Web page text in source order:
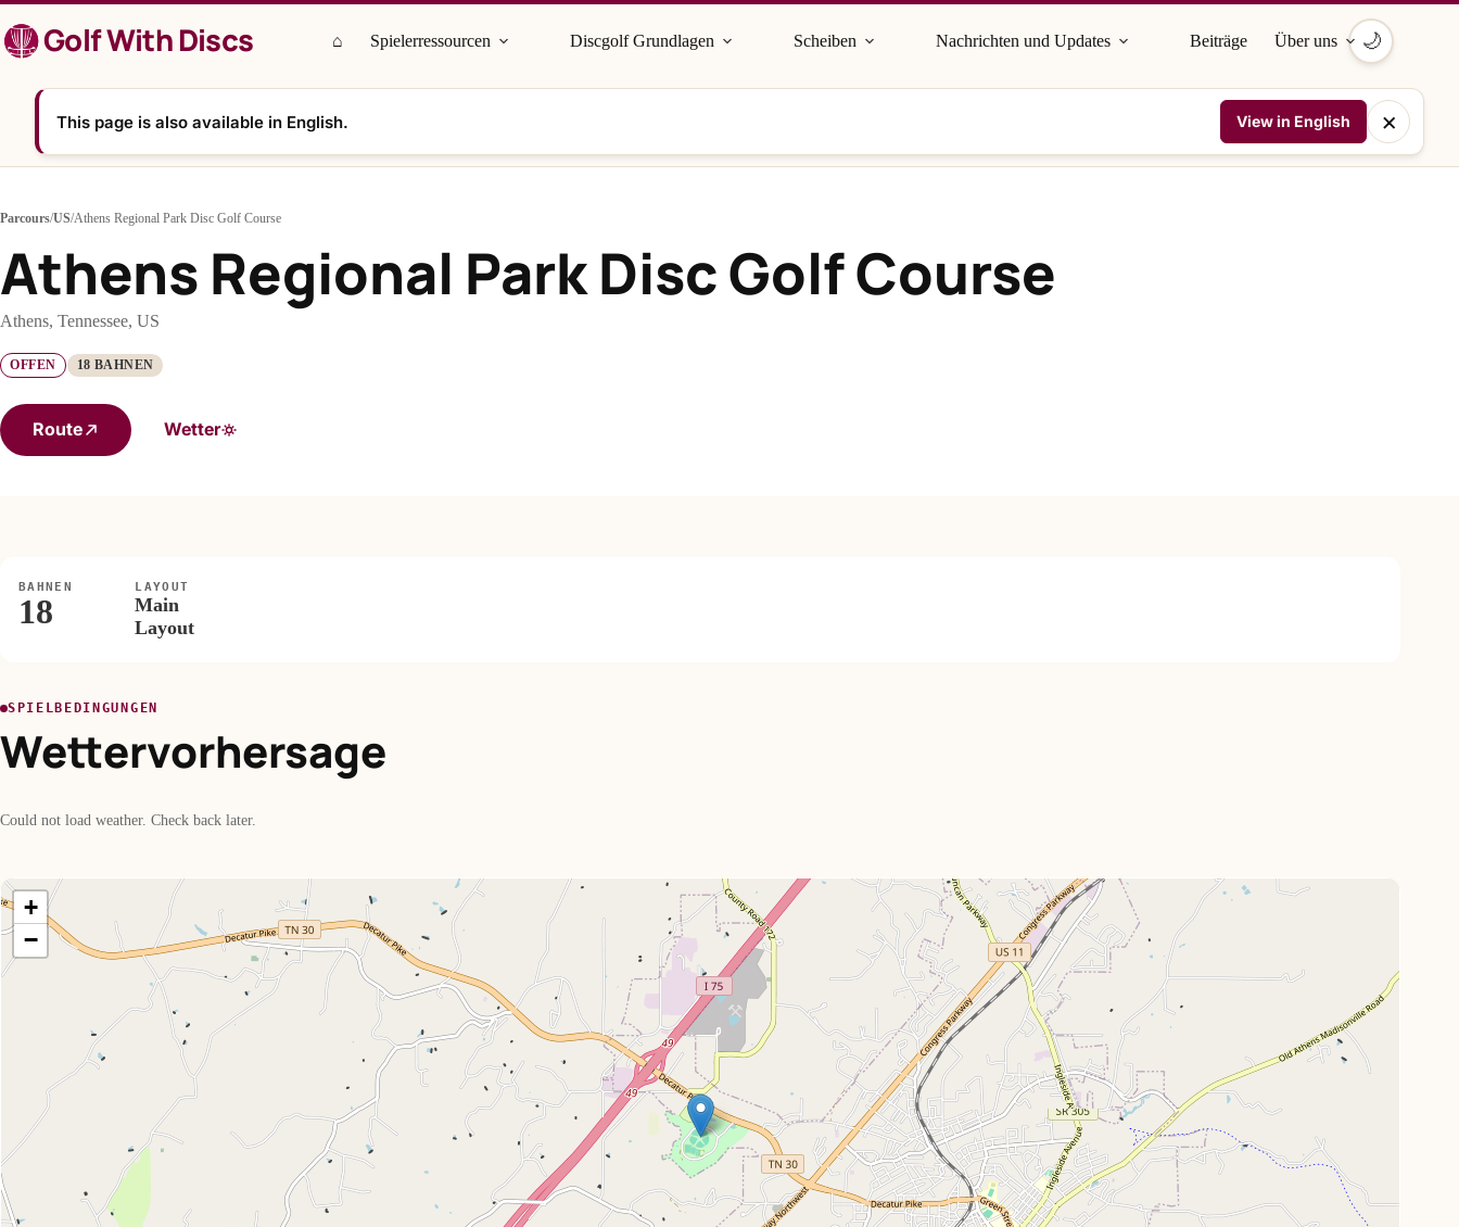
Inhalt
springenGolf With Discs ⌂ Spielerressourcen Discgolf Grundlagen Scheiben Nachrichten und Updates Beiträge Über uns 🌙
This page is also available in English. View in English ×
Parcours/US/Athens Regional Park Disc Golf Course
Athens Regional Park Disc Golf Course
Athens, Tennessee, US
OFFEN 18 BAHNEN
Route Wetter
BAHNEN
18
LAYOUT
Main
Layout
SPIELBEDINGUNGEN
Wettervorhersage
Could not load weather. Check back later.
+
−